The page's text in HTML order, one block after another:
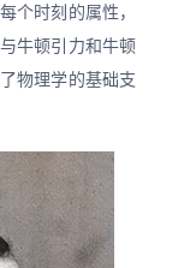
个时刻的属性，
牛顿引力和牛顿
物理学的基础支